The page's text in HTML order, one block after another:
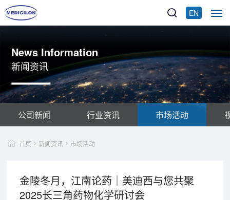
EN
News Information
新闻资讯
公司新闻 行业资讯 市场活动
首页 新闻资讯 市场活动
金陵冬月，江南论药｜美迪西与您共聚
2025长三角药物化学研讨会